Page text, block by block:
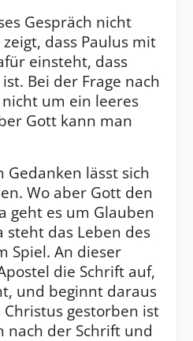
Gespräch nicht
dass Paulus mit
einsteht, dass
Bei der Frage nach
um ein leeres
Gott kann man
Gedanken lässt sich
Wo aber Gott den
geht es um Glauben
steht das Leben des
Spiel. An dieser
die Schrift auf,
und beginnt daraus
Christus gestorben ist
nach der Schrift und